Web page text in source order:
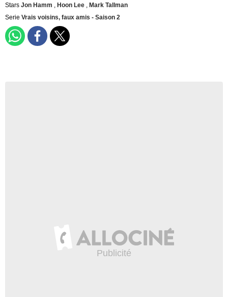
Stars Jon Hamm , Hoon Lee , Mark Tallman
Serie Vrais voisins, faux amis - Saison 2